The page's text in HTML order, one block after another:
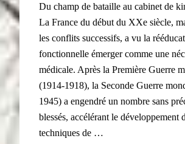
Du champ de bataille au cabinet de
La France du début du XXe siècle,
les conflits successifs, a vu la
fonctionnelle émerger comme une
médicale. Après la Première Guerre
(1914-1918), la Seconde Guerre
1945) a engendré un nombre sans
blessés, accélérant le développement
techniques de …